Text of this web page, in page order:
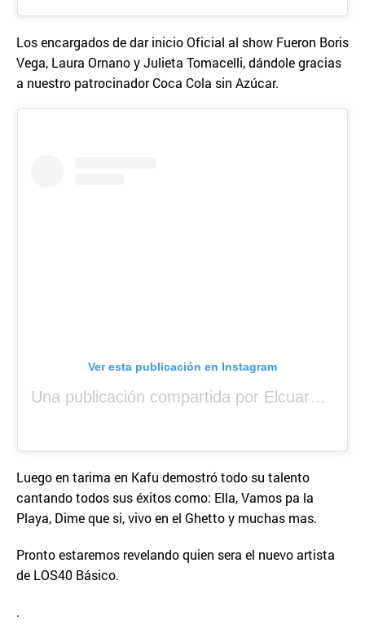
Los encargados de dar inicio Oficial al show Fueron Boris
Vega, Laura Ornano y Julieta Tomacelli, dándole gracias
a nuestro patrocinador Coca Cola sin Azúcar.
Ver esta publicación en Instagram
Una publicación compartida por Elcuara (@elcuara.25)
Luego en tarima en Kafu demostró todo su talento
cantando todos sus éxitos como: Ella, Vamos pa la
Playa, Dime que si, vivo en el Ghetto y muchas mas.
Pronto estaremos revelando quien sera el nuevo artista
de LOS40 Básico.
.